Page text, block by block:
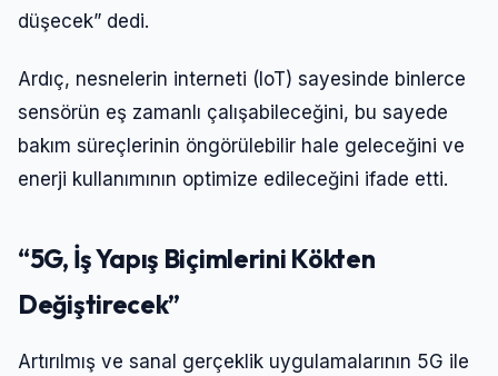
düşecek” dedi.
Ardıç, nesnelerin interneti (IoT) sayesinde binlerce
sensörün eş zamanlı çalışabileceğini, bu sayede
bakım süreçlerinin öngörülebilir hale geleceğini ve
enerji kullanımının optimize edileceğini ifade etti.
“5G, İş Yapış Biçimlerini Kökten
Değiştirecek”
Artırılmış ve sanal gerçeklik uygulamalarının 5G ile